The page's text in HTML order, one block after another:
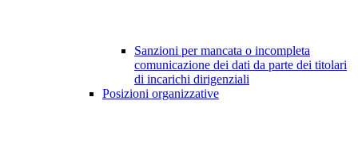
Sanzioni per mancata o incompleta
comunicazione dei dati da parte dei titolari
di incarichi dirigenziali
Posizioni organizzative